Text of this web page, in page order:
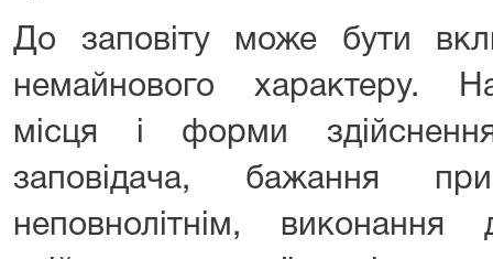
До заповіту може бути
немайнового характеру.
місця і форми
заповідача, бажання
неповнолітнім,